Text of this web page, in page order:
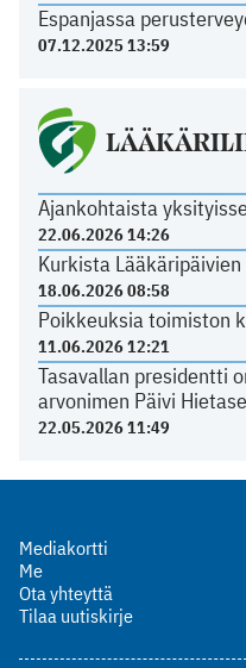
Espanjassa
07.12.2025 13:59
Ajankohtaista
22.06.2026 14:26
Kurkista
18.06.2026 08:58
Poikkeuksia toimiston
11.06.2026 12:21
Tasavallan presidentti
arvonimen Päivi
22.05.2026 11:49
Mediakortti
Me
Ota yhteyttä
Tilaa uutiskirje